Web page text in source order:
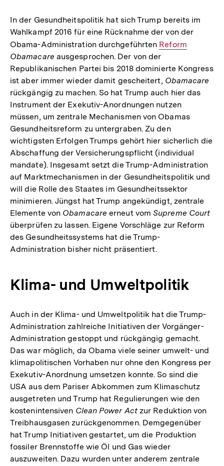
In der Gesundheitspolitik hat sich Trump bereits im
Wahlkampf 2016 für eine Rücknahme der von der
Obama-Administration durchgeführten Interner
Link:
Reform
Obamacare ausgesprochen. Der von der
Republikanischen Partei bis 2018 dominierte Kongress
ist aber immer wieder damit gescheitert, Obamacare
rückgängig zu machen. So hat Trump auch hier das
Instrument der Exekutiv-Anordnungen nutzen
müssen, um zentrale Mechanismen von Obamas
Gesundheitsreform zu untergraben. Zu den
wichtigsten Erfolgen Trumps gehört hier sicherlich die
Abschaffung der Versicherungspflicht (individual
mandate). Insgesamt setzt die Trump-Administration
auf Marktmechanismen in der Gesundheitspolitik und
will die Rolle des Staates im Gesundheitssektor
minimieren. Jüngst hat Trump angekündigt, zentrale
Elemente von Obamacare erneut vomSupreme Court
überprüfen zu lassen. Eigene Vorschläge zur Reform
des Gesundheitssystems hat die Trump-
Administration bisher nicht präsentiert.
Klima- und Umweltpolitik
Auch in der Klima- und Umweltpolitik hat die Trump-
Administration zahlreiche Initiativen der Vorgänger-
Administration gestoppt und rückgängig gemacht.
Das war möglich, da Obama viele seiner umwelt- und
klimapolitischen Vorhaben nur ohne den Kongress per
Exekutiv-Anordnung umsetzen konnte. So sind die
USA aus dem Pariser Abkommen zum Klimaschutz
ausgetreten und Trump hat Regulierungen wie den
kostenintensiven Clean Power Actzur Reduktion von
Treibhausgasen zurückgenommen. Demgegenüber
hat Trump Initiativen gestartet, um die Produktion
fossiler Brennstoffe wie Öl und Gas wieder
auszuweiten. Dazu wurden unter anderem zentrale